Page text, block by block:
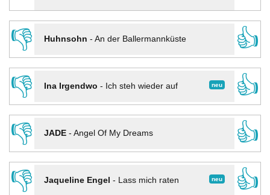
👎
Huhnsohn - An der Ballermannküste
👍
👎
neu
Ina Irgendwo - Ich steh wieder auf
👍
👎
JADE- Angel Of My Dreams
👍
👎
neu
Jaqueline Engel - Lass mich raten
👍